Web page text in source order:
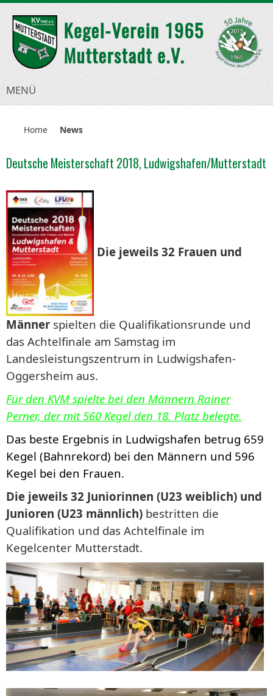
MENÜ
Home News
Deutsche Meisterschaft 2018, Ludwigshafen/Mutterstadt
Die jeweils 32 Frauen und
Männer spielten die Qualifikationsrunde und
das Achtelfinale am Samstag im
Landesleistungszentrum in Ludwigshafen-
Oggersheim aus.
Für den KVM spielte bei den Männern Rainer
Perner, der mit 560 Kegel den 18. Platz belegte.
Das beste Ergebnis in Ludwigshafen betrug 659
Kegel (Bahnrekord) bei den Männern und 596
Kegel bei den Frauen.
Die jeweils 32 Juniorinnen (U23 weiblich) und
Junioren (U23 männlich) bestritten die
Qualifikation und das Achtelfinale im
Kegelcenter Mutterstadt.